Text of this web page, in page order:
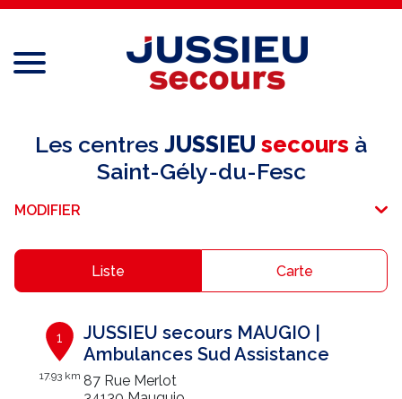
Menu
Réseau national
Services aux professionnels
E-paiement
Une question ?
Les centres JUSSIEU secours à
Saint-Gély-du-Fesc
MODIFIER
Liste Carte
1
17.93 km
JUSSIEU secours MAUGIO |
Ambulances Sud Assistance
87 Rue Merlot